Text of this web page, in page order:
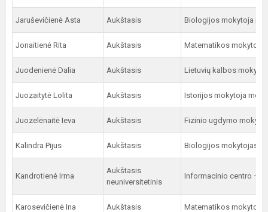
Jaruševičienė Asta Aukštasis Biologijos mokytoja
Jonaitienė Rita Aukštasis Matematikos mokytoja
Juodenienė Dalia Aukštasis Lietuvių kalbos
Juozaitytė Lolita Aukštasis Istorijos mokytoja
Juozelėnaitė Ieva Aukštasis Fizinio ugdymo
Kalindra Pijus Aukštasis Biologijos mokytojas
Kandrotienė Irma
Aukštasis
neuniversitetinis
Informacinio centro –
Karosevičienė Ina Aukštasis Matematikos mokytoja